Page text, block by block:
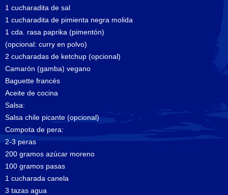
1 cucharadita de sal
1 cucharadita de pimienta negra molida
1 cda. rasa paprika (pimentón)
(opcional: curry en polvo)
2 cucharadas de ketchup (opcional)
Camarón (gamba) vegano
Baguette francés
Aceite de cocina
Salsa:
Salsa chile picante (opcional)
Compota de pera:
2-3 peras
200 gramos azúcar moreno
100 gramos pasas
1 cucharada canela
3 tazas agua